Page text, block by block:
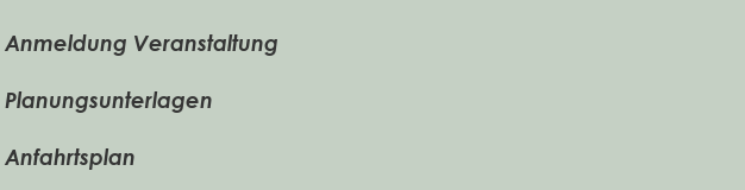
Anmeldung Veranstaltung
Planungsunterlagen
Anfahrtsplan